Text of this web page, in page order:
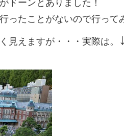
ドーンとありました！
ったことがないので行って
見えますが・・・実際は。 ↓